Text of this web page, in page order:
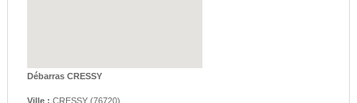
Débarras CRESSY
Ville : CRESSY(76720)